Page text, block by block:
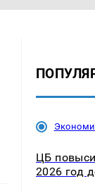
ЦБ
2026 год